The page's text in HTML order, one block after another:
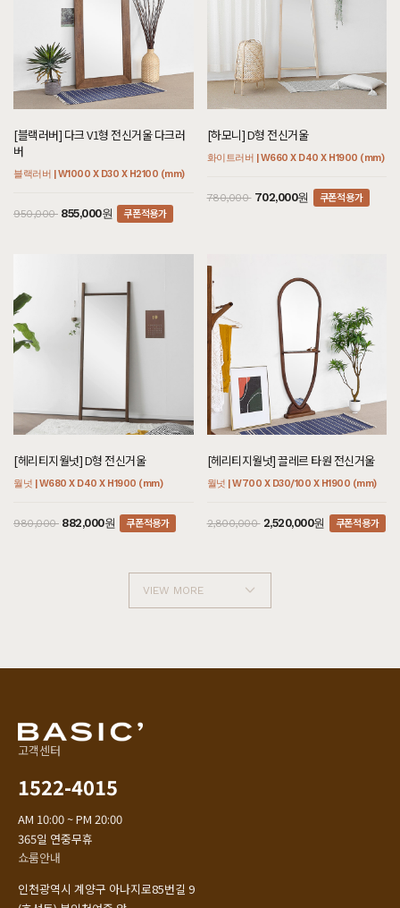
[블랙러버] 다크 V1형 전신거울 다크러
버
블랙러버 | W1000 X D30 X H2100 (mm)
950,000 855,000원 쿠폰적용가
[하모니] D형 전신거울
화이트러버 | W660 X D40 X H1900 (mm)
780,000 702,000원 쿠폰적용가
[헤리티지월넛] D형 전신거울
월넛 | W680 X D40 X H1900 (mm)
980,000 882,000원 쿠폰적용가
[헤리티지월넛] 끌레르 타원 전신거울
월넛 | W700 X D30/100 X H1900 (mm)
2,800,000 2,520,000원 쿠폰적용가
VIEW MORE
고객센터
1522-4015
AM 10:00 ~ PM 20:00
365일 연중무휴
쇼룸안내
인천광역시 계양구 아나지로85번길 9